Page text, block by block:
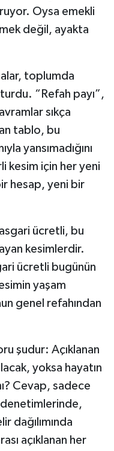
Oysa emekli
değil, ayakta
toplumda
“Refah payı”,
sıkça
tablo, bu
yansımadığını
kesim için her yeni
hesap, yeni bir
ücretli, bu
kesimlerdir.
ücretli bugünün
yaşam
genel refahından
şudur: Açıklanan
yoksa hayatın
Cevap, sadece
denetimlerinde,
dağılımında
açıklanan her